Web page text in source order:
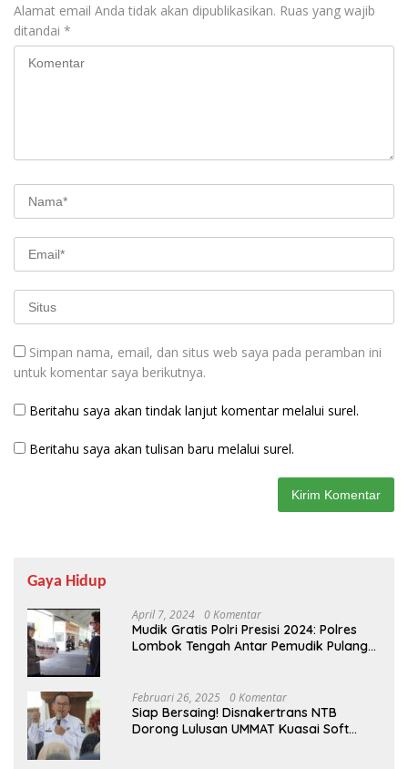
Alamat email Anda tidak akan dipublikasikan. Ruas yang wajib
ditandai *
Simpan nama, email, dan situs web saya pada peramban ini
untuk komentar saya berikutnya.
Beritahu saya akan tindak lanjut komentar melalui surel.
Beritahu saya akan tulisan baru melalui surel.
Gaya Hidup
April 7, 2024 0 Komentar
Mudik Gratis Polri Presisi 2024: Polres
Lombok Tengah Antar Pemudik Pulang
Februari 26, 2025 0 Komentar
Siap Bersaing! Disnakertrans NTB
Dorong Lulusan UMMAT Kuasai Soft